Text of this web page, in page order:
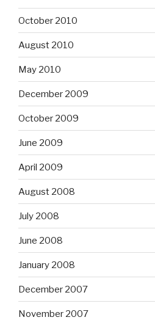
October 2010
August 2010
May 2010
December 2009
October 2009
June 2009
April 2009
August 2008
July 2008
June 2008
January 2008
December 2007
November 2007